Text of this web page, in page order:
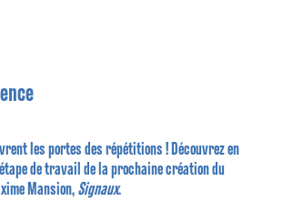
les portes des répétitions ! Découvrez en
de travail de la prochaine création du
Mansion, Signaux.